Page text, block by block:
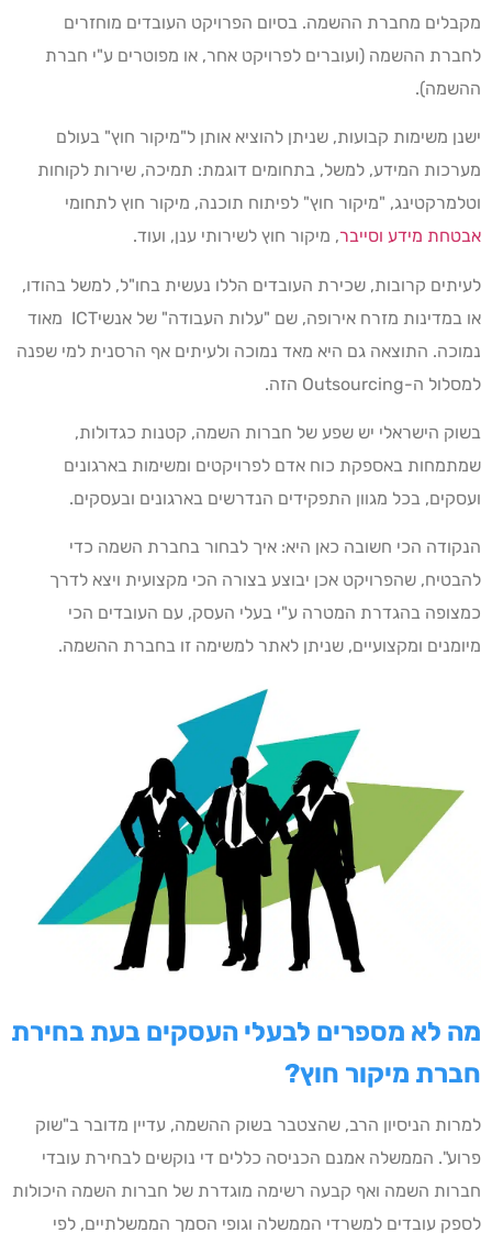
מקבלים מחברת ההשמה. בסיום הפרויקט העובדים מוחזרים
לחברת ההשמה (ועוברים לפרויקט אחר, או מפוטרים ע"י חברת
ההשמה).
ישנן משימות קבועות, שניתן להוציא אותן ל"מיקור חוץ" בעולם
מערכות המידע, למשל, בתחומים דוגמת: תמיכה, שירות לקוחות
וטלמרקטינג, "מיקור חוץ" לפיתוח תוכנה, מיקור חוץ לתחומי
אבטחת מידע וסייבר, מיקור חוץ לשירותי ענן, ועוד.
לעיתים קרובות, שכירת העובדים הללו נעשית בחו"ל, למשל בהודו,
או במדינות מזרח אירופה, שם "עלות העבודה" של אנשיICT מאוד
נמוכה. התוצאה גם היא מאד נמוכה ולעיתים אף הרסנית למי שפנה
למסלול ה-Outsourcing הזה.
בשוק הישראלי יש שפע של חברות השמה, קטנות כגדולות,
שמתמחות באספקת כוח אדם לפרויקטים ומשימות בארגונים
ועסקים, בכל מגוון התפקידים הנדרשים בארגונים ובעסקים.
הנקודה הכי חשובה כאן היא: איך לבחור בחברת השמה כדי
להבטיח, שהפרויקט אכן יבוצע בצורה הכי מקצועית ויצא לדרך
כמצופה בהגדרת המטרה ע"י בעלי העסק, עם העובדים הכי
מיומנים ומקצועיים, שניתן לאתר למשימה זו בחברת ההשמה.
מה לא מספרים לבעלי העסקים בעת בחירת
חברת מיקור חוץ?
למרות הניסיון הרב, שהצטבר בשוק ההשמה, עדיין מדובר ב"שוק
פרוע". הממשלה אמנם הכניסה כללים די נוקשים לבחירת עובדי
חברות השמה ואף קבעה רשימה מוגדרת של חברות השמה היכולות
לספק עובדים למשרדי הממשלה וגופי הסמך הממשלתיים, לפי